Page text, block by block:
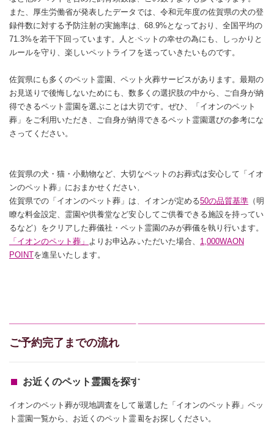
また、厚生労働省が発表したデータでは、令和元年度の佐賀県の犬の登
録件数に対する予防注射の実施率は、68.9%となっており、全国平均の
71.3%を若干下回っています。人とペットの幸せの為にも、しっかりと
ルールを守り、楽しいペットライフを送っていきたいものです。
佐賀県にも多くのペット霊園、ペット火葬サービスがあります。最期の
お見送りで後悔しないためにも、数多くの選択肢の中から、ご自身が納
得できるペット霊園を選ぶことは大切です。ぜひ、「イオンのペット
葬」をご利用いただき、ご自身が納得できるペット霊園選びの参考にな
さってください。
佐賀県の犬・猫・小動物など、大切なペットのお葬式は安心して「イオ
ンのペット葬」におまかせください。
佐賀県での「イオンのペット葬」は、イオンが定める50の品質基準 （明
瞭な料金設定、霊園や供養堂など安心してご供養できる施設を持ってい
るなど）をクリアした葬儀社・ペット霊園のみが葬儀を執り行います。
「イオンのペット葬」 よりお申込みいただいた場合、 1,000WAON
POINTを進呈いたします。
ご予約完了までの流れ
お近くのペット霊園を探す
イオンのペット葬が現地調査をして厳選した「イオンのペット葬」ペッ
ト霊園一覧から、お近くのペット霊園をお探しください。